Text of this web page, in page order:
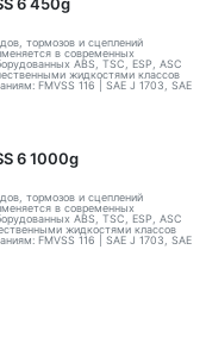
тормозов и сцеплений
в современных
ABS, TSC, ESP, ASC
жидкостями классов
FMVSS 116 | SAE J 1703, SAE
6 1000g
тормозов и сцеплений
в современных
ABS, TSC, ESP, ASC
жидкостями классов
FMVSS 116 | SAE J 1703, SAE